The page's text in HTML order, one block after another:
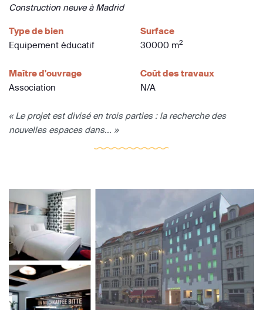
Construction neuve à Madrid
Type de bien
Equipement éducatif
Surface
30000 m2
Maître d'ouvrage
Association
Coût des travaux
N/A
« Le projet est divisé en trois parties : la recherche des
nouvelles espaces dans... »